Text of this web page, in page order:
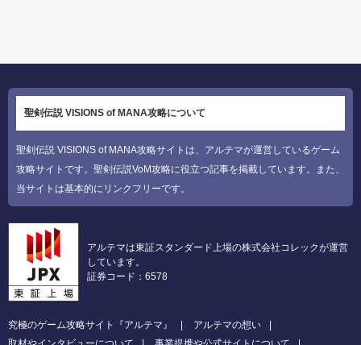
聖剣伝説 VISIONS of MANA攻略について
聖剣伝説 VISIONS of MANA攻略サイトは、アルテマが運営しているゲーム
攻略サイトです。聖剣伝説VoM攻略に役立つ記事を掲載しています。また、
当サイトは基本的にリンクフリーです。
アルテマは東証スタンダード上場の株式会社コレックが運営
しています。
証券コード：6578
究極のゲーム攻略サイト『アルテマ』
アルテマの想い